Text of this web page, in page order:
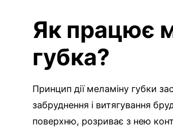
Як працює
губка?
Принцип дії меламіну губки
забруднення і витягування
поверхню, розриває з нею